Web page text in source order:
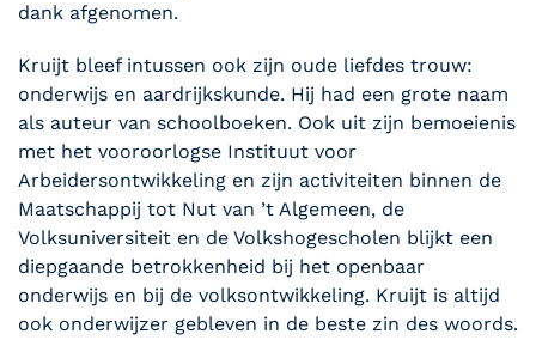
dank afgenomen.
Kruijt bleef intussen ook zijn oude liefdes trouw:
onderwijs en aardrijkskunde. Hij had een grote naam
als auteur van schoolboeken. Ook uit zijn bemoeienis
met het vooroorlogse Instituut voor
Arbeidersontwikkeling en zijn activiteiten binnen de
Maatschappij tot Nut van ’t Algemeen, de
Volksuniversiteit en de Volkshogescholen blijkt een
diepgaande betrokkenheid bij het openbaar
onderwijs en bij de volksontwikkeling. Kruijt is altijd
ook onderwijzer gebleven in de beste zin des woords.